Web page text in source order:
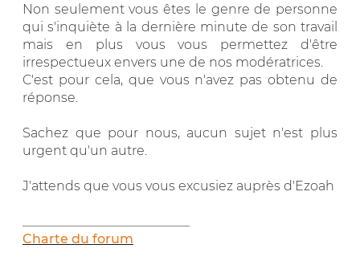
Non seulement vous êtes le genre de personne
qui s'inquiète à la dernière minute de son travail
mais en plus vous vous permettez d'être
irrespectueux envers une de nos modératrices.
C'est pour cela, que vous n'avez pas obtenu de
réponse.
Sachez que pour nous, aucun sujet n'est plus
urgent qu'un autre.
J'attends que vous vous excusiez auprès d'Ezoah
Charte du forum